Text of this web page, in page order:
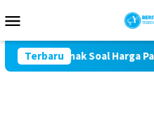
ke
Mobile
Terbaru
Peternak Soal Harga Pakan